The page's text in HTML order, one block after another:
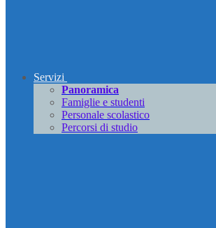
Servizi
Panoramica
Famiglie e studenti
Personale scolastico
Percorsi di studio